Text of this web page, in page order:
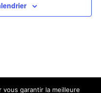
garantir la meilleure